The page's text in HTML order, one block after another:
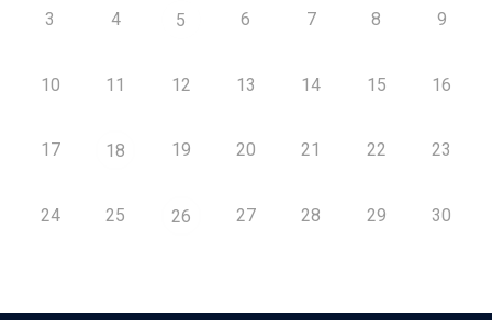
3 4 5 6 7 8 9
10 11 12 13 14 15 16
17 18 19 20 21 22 23
24 25 26 27 28 29 30